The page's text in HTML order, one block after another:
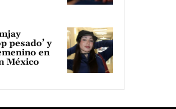
pesado’ y
en
México